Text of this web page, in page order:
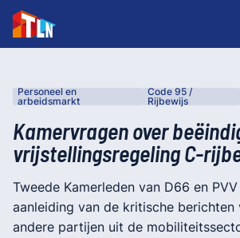
Personeel en
arbeidsmarkt
Code 95 /
Rijbewijs
Kamervragen over
vrijstellingsregeling C-
Tweede Kamerleden van D66 en
aanleiding van de kritische berichten
andere partijen uit de